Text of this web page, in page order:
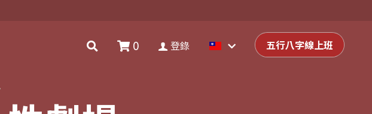
0 登錄 五行八字線上班
0 登錄 五行八字線上班